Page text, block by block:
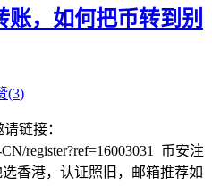
，如何把币转到别
(3)
链接：
CN/register?ref=16003031 币安注
香港，认证照旧，邮箱推荐如